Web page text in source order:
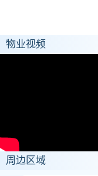
物业视频
周边区域